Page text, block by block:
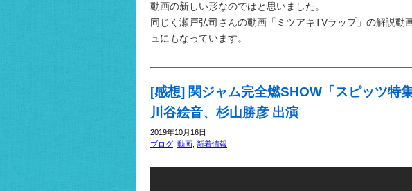
動画の新しい形なのではと思いました。
同じく瀬戸弘司さんの動画「ミツアキTVラップ」の解説動
ュにもなっています。
[感想] 関ジャム完全燃SHOW「スピッツ特
川谷絵音、杉山勝彦 出演
2019年10月16日
ブログ 動画 新着情報